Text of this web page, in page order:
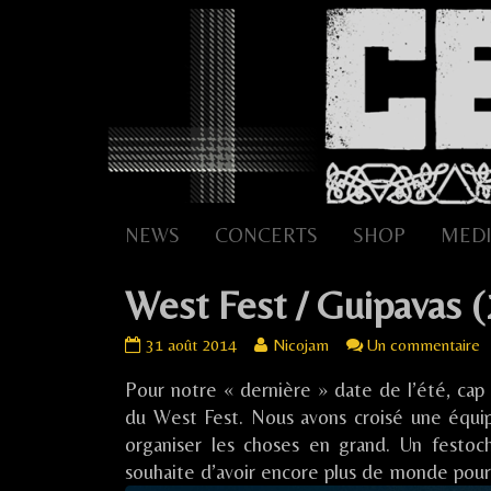
NEWS CONCERTS SHOP
West Fest / Guipavas
West
/
Guipavas
published
on
31 août 2014
Read
posts
by
of
Nicojam Un commentaire
/
Pour notre « dernière » date de l’été,
du West Fest. Nous avons croisé une
organiser les choses en grand. Un
souhaite d’avoir encore plus de monde